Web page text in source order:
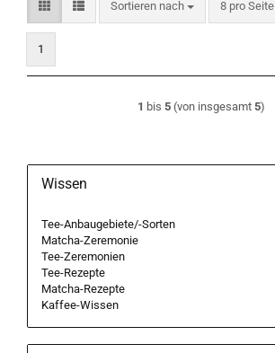
Sortieren nach
Sortieren nach 8 pro Seite
pro Seite
1
1 bis 5 (von insgesamt 5)
Wissen
Tee-Anbaugebiete/-Sorten
Matcha-Zeremonie
Tee-Zeremonien
Tee-Rezepte
Matcha-Rezepte
Kaffee-Wissen